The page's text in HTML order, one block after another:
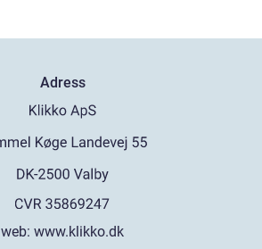
Adress
web: www.klikko.dk